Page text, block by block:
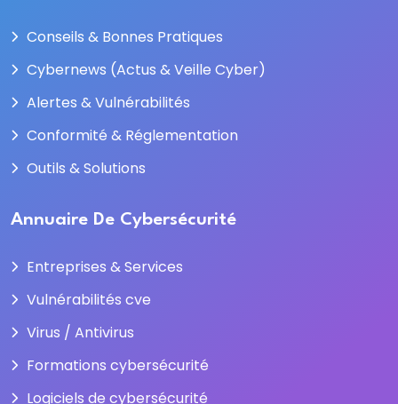
Conseils & Bonnes Pratiques
Cybernews (Actus & Veille Cyber)
Alertes & Vulnérabilités
Conformité & Réglementation
Outils & Solutions
Annuaire De Cybersécurité
Entreprises & Services
Vulnérabilités cve
Virus / Antivirus
Formations cybersécurité
Logiciels de cybersécurité